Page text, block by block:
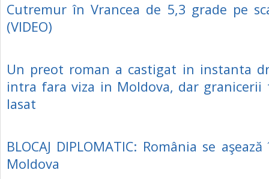
Cutremur în Vrancea de 5,3 grade pe
(VIDEO)
Un preot roman a castigat in instanta
intra fara viza in Moldova, dar
lasat
BLOCAJ DIPLOMATIC: România se
Moldova